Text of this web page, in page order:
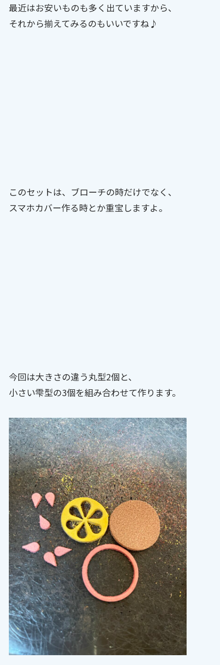
最近はお安いものも多く出ていますから、
それから揃えてみるのもいいですね♪
このセットは、ブローチの時だけでなく、
スマホカバー作る時とか重宝しますよ。
今回は大きさの違う丸型2個と、
小さい雫型の3個を組み合わせて作ります。